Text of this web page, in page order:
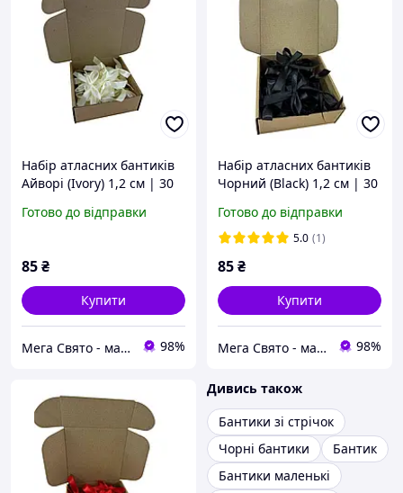
Набір атласних бантиків
Айворі (Ivory) 1,2 см | 30
флористики, подарунків |
Готово до відправки
85₴
Купити
Мега Свято - магазин аксесуарів для свята та все для оформлення повітряними кульками ГУРТ (ОПТ). 98%
Набір атласних бантиків
Чорний (Black) 1,2 см | 30
флористики, подарунків |
Китай
Готово до відправки
5.0 (1)
85₴
Купити
Мега Свято - магазин аксесуарів для свята та все для оформлення повітряними кульками ГУРТ (ОПТ). 98%
Дивись також
Бантики зі стрічок
Чорні бантики
Бантик
Бантики маленькі